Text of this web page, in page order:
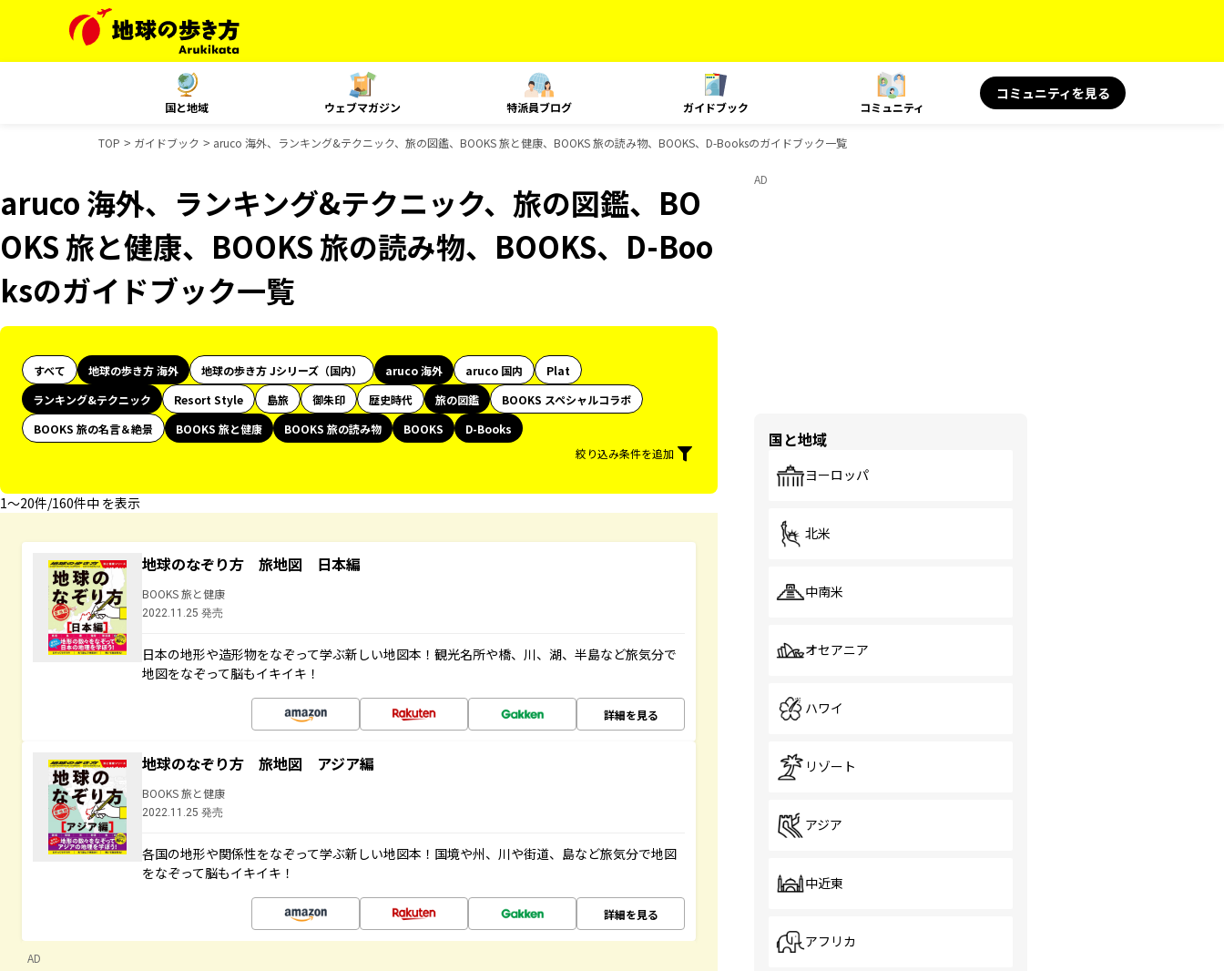
国と地域 ウェブマガジン 特派員ブログ ガイドブック コミュニティ
コミュニティを見る
TOP ガイドブック aruco 海外、ランキング&テクニック、旅の図鑑、BOOKS 旅と健康、BOOKS 旅の読み物、BOOKS、D-Booksのガイドブック一覧
aruco 海外、ランキング&テクニック、旅の図鑑、BO
OKS 旅と健康、BOOKS 旅の読み物、BOOKS、D-Boo
ksのガイドブック一覧
すべて 地球の歩き方 海外 地球の歩き方 Jシリーズ（国内） aruco 海外 aruco 国内
Plat
ランキング&テクニック
Resort Style 島旅 御朱印 歴史時代 旅の図鑑
BOOKS スペシャルコラボ
BOOKS 旅の名言＆絶景
BOOKS 旅と健康 BOOKS 旅の読み物 BOOKS
D-Books
絞り込み条件を追加
1〜20件/160件中 を表示
地球のなぞり方 旅地図 日本編
BOOKS 旅と健康
2022.11.25 発売
日本の地形や造形物をなぞって学ぶ新しい地図本！観光名所や橋、川、湖、半島など旅気分で
地図をなぞって脳もイキイキ！
詳細を見る
地球のなぞり方 旅地図 アジア編
BOOKS 旅と健康
2022.11.25 発売
各国の地形や関係性をなぞって学ぶ新しい地図本！国境や州、川や街道、島など旅気分で地図
をなぞって脳もイキイキ！
詳細を見る
AD
AD
国と地域
ヨーロッパ
北米
中南米
オセアニア
ハワイ
リゾート
アジア
中近東
アフリカ